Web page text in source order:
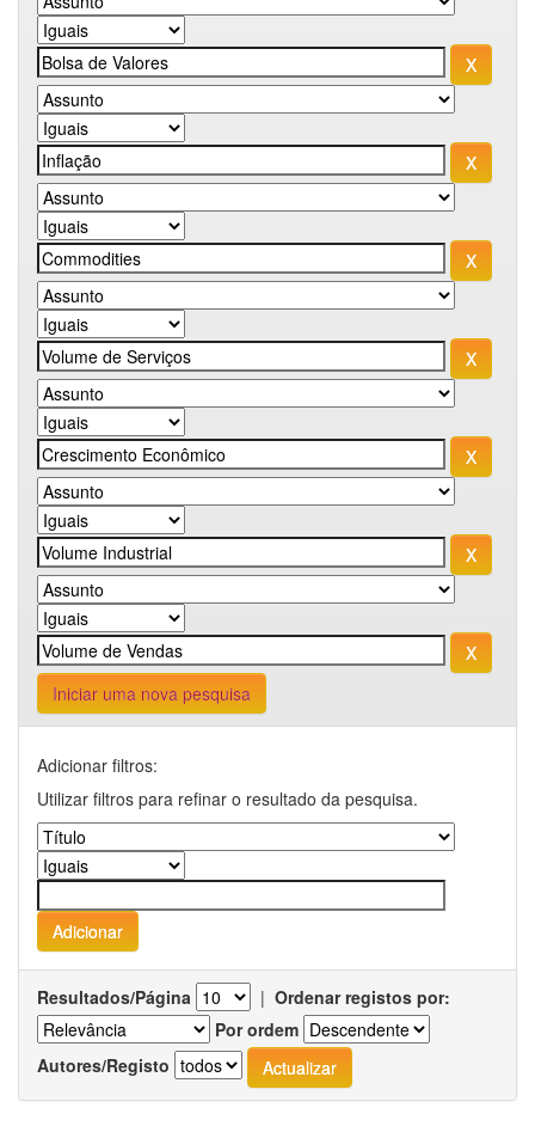
Iniciar uma nova pesquisa
Adicionar filtros:
Utilizar filtros para refinar o resultado da pesquisa.
Resultados/Página | Ordenar registos por:
Por ordem
Autores/Registo